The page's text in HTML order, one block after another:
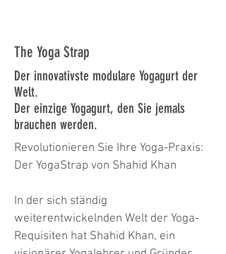
The Yoga Strap
Der innovativste modulare Yogagurt der
Welt.
Der einzige Yogagurt, den Sie jemals
brauchen werden.
Revolutionieren Sie Ihre Yoga-Praxis:
Der YogaStrap von Shahid Khan
In der sich ständig
weiterentwickelnden Welt der Yoga-
Requisiten hat Shahid Khan, ein